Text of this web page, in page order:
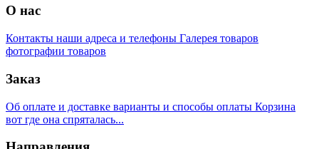
О нас
Контакты наши адреса и телефоны Галерея товаров
фотографии товаров
Заказ
Об оплате и доставке варианты и способы оплаты Корзина
вот где она спряталась...